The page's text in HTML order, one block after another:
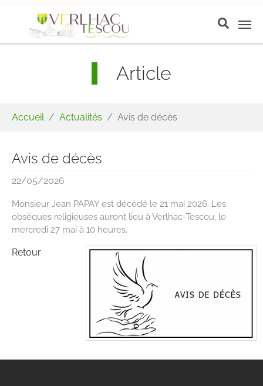
Article
Accueil Actualités Avis de décès
Avis de décès
22/05/2026
Monsieur Jean PAPAY est décédé le 21 mai 2026. Les
obsèques religieuses auront lieu à Verlhac-Tescou, le
mercredi 27 mai à 10 heures.
Retour